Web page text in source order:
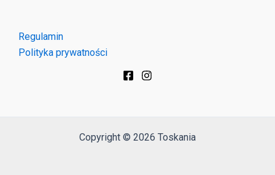
Regulamin
Polityka prywatności
Copyright © 2026 Toskania